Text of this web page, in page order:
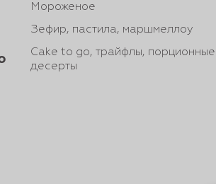
Мороженое
Зефир, пастила, маршмеллоу
Cake to go, трайфлы, порционные
десерты